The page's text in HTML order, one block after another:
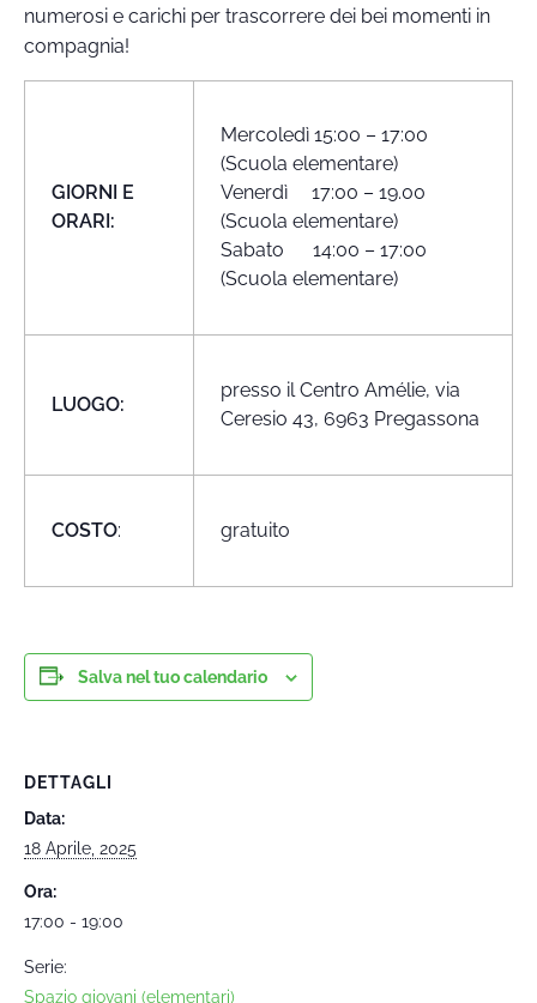
numerosi e carichi per trascorrere dei bei momenti in
compagnia!
GIORNI E
ORARI:
Mercoledì 15:00 – 17:00
(Scuola elementare)
Venerdì 17:00 – 19.00
(Scuola elementare)
Sabato 14:00 – 17:00
(Scuola elementare)
LUOGO:
presso il Centro Amélie, via
Ceresio 43, 6963 Pregassona
COSTO: gratuito
Salva nel tuo calendario
DETTAGLI
Data:
18 Aprile, 2025
Ora:
17:00 - 19:00
Serie:
Spazio giovani (elementari)